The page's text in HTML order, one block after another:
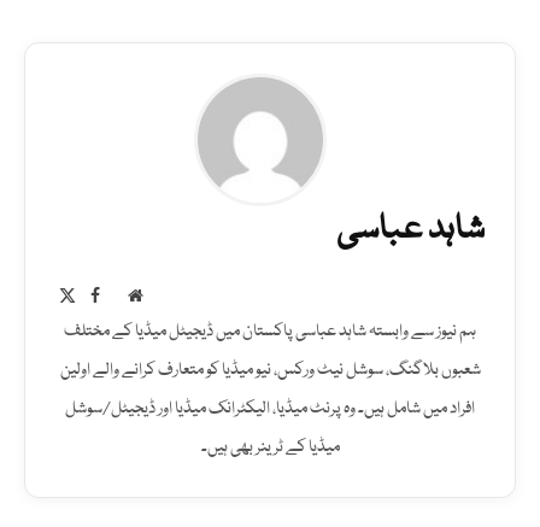
شاہد عباسی
Website
Facebook
ہم نیوز سے وابستہ شاہد عباسی پاکستان میں ڈیجیٹل میڈیا کے مختلف
شعبوں بلاگنگ، سوشل نیٹ ورکس، نیو میڈیا کو متعارف کرانے والے اولین
افراد میں شامل ہیں۔ وہ پرنٹ میڈیا، الیکٹرانک میڈیا اور ڈیجیٹل/سوشل
میڈیا کے ٹرینر بھی ہیں۔